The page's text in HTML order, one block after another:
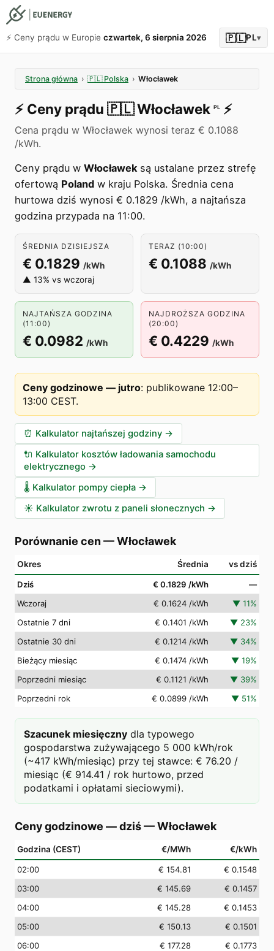
⚡️ Ceny prądu w Europie czwartek, 6 sierpnia 2026 🇵🇱PL▾
Strona główna › 🇵🇱 Polska › Włocławek
⚡️ Ceny prądu 🇵🇱Włocławek PL ⚡️
Cena prądu w Włocławek wynosi teraz € 0.1088
/kWh.
Ceny prądu w Włocławeksą ustalane przez strefę
ofertową Poland w kraju Polska. Średnia cena
hurtowa dziś wynosi € 0.1829 /kWh, a najtańsza
godzina przypada na 11:00.
ŚREDNIA DZISIEJSZA
€ 0.1829 /kWh
▲ 13% vs wczoraj
TERAZ (10:00)
€ 0.1088 /kWh
NAJTAŃSZA GODZINA
(11:00)
€ 0.0982 /kWh
NAJDROŻSZA GODZINA
(20:00)
€ 0.4229 /kWh
Ceny godzinowe — jutro: publikowane 12:00–
13:00 CEST.
⏰ Kalkulator najtańszej godziny →
🔌 Kalkulator kosztów ładowania samochodu
elektrycznego →
🌡️ Kalkulator pompy ciepła →
☀️ Kalkulator zwrotu z paneli słonecznych →
Porównanie cen —Włocławek
Okres Średnia vs dziś
Dziś € 0.1829 /kWh
—
Wczoraj
€ 0.1624 /kWh ▼ 11%
Ostatnie 7 dni
€ 0.1401 /kWh ▼ 23%
Ostatnie 30 dni
€ 0.1214 /kWh ▼ 34%
Bieżący miesiąc
€ 0.1474 /kWh ▼ 19%
Poprzedni miesiąc
€ 0.1121 /kWh ▼ 39%
Poprzedni rok
€ 0.0899 /kWh ▼ 51%
Szacunek miesięczny dla typowego
gospodarstwa zużywającego 5 000 kWh/rok
(~417 kWh/miesiąc) przy tej stawce: € 76.20 /
miesiąc (€ 914.41 / rok hurtowo, przed
podatkami i opłatami sieciowymi).
Ceny godzinowe — dziś—Włocławek
Godzina (CEST) €/MWh €/kWh
02:00 € 154.81
€ 0.1548
03:00 € 145.69
€ 0.1457
04:00 € 145.28
€ 0.1453
05:00 € 150.13
€ 0.1501
06:00 € 177.28
€ 0.1773